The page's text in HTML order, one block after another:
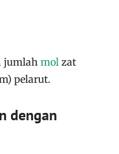
jumlah mol zat
pelarut.
dengan